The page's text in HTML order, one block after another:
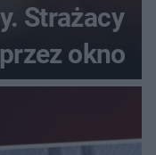
Strażacy
okno